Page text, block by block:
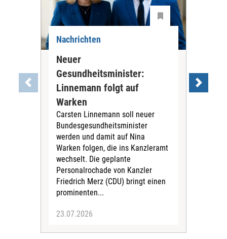
Nachrichten
Neuer
Gesundheitsminister:
Linnemann folgt auf
Warken
Carsten Linnemann soll neuer
Bundesgesundheitsminister
werden und damit auf Nina
Warken folgen, die ins Kanzleramt
wechselt. Die geplante
Personalrochade von Kanzler
Friedrich Merz (CDU) bringt einen
prominenten...
23.07.2026